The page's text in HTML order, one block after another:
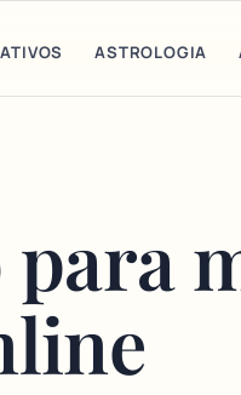
ASTROLOGIA